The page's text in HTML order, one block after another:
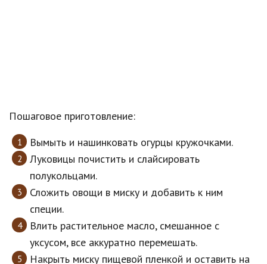
Пошаговое приготовление:
Вымыть и нашинковать огурцы кружочками.
Луковицы почистить и слайсировать
полукольцами.
Сложить овощи в миску и добавить к ним
специи.
Влить растительное масло, смешанное с
уксусом, все аккуратно перемешать.
Накрыть миску пищевой пленкой и оставить на